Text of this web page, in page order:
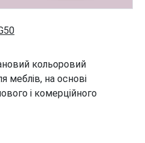
кольоровий
меблів, на основі
і комерційного